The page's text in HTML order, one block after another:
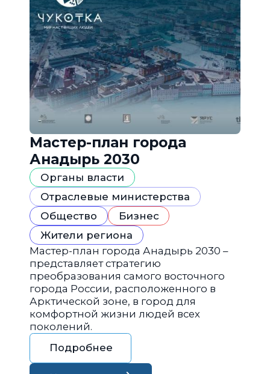
Мастер-план города
Анадырь 2030
Органы власти
Отраслевые министерства
Общество
Бизнес
Жители региона
Мастер-план города Анадырь 2030 –
представляет стратегию
преобразования самого восточного
города России, расположенного в
Арктической зоне, в город для
комфортной жизни людей всех
поколений.
Подробнее